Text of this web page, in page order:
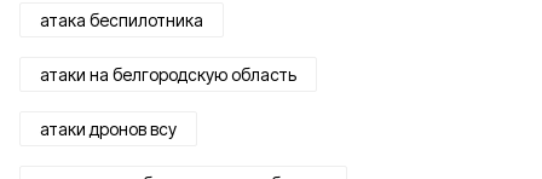
атака беспилотника
атаки на белгородскую область
атаки дронов всу